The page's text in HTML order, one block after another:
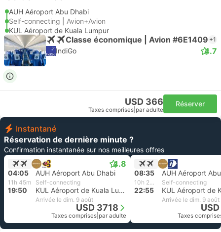
AUH Aéroport Abu Dhabi
Self-connecting | Avion+Avion
KUL Aéroport de Kuala Lumpur
Classe économique | Avion #6E1409 +1
IndiGo 4.7
USD 366
Taxes comprises par adulte
Réserver
Instantané
Réservation de dernière minute ?
Confirmation instantanée sur nos meilleures offres
4.8
04:05 AUH Aéroport Abu Dhabi
11h 45m Self-connecting
19:50 KUL Aéroport de Kuala Lumpur
Arrivée le dim. 9 août
USD 3718
Taxes comprises par adulte
08:35 AUH Aéroport
10h 20m Self-connecting
22:55
Arrivée le dim. 9 août
Taxes